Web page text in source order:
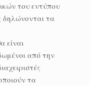
του εντύπου
δηλώνονται τα
είναι
από την
τα